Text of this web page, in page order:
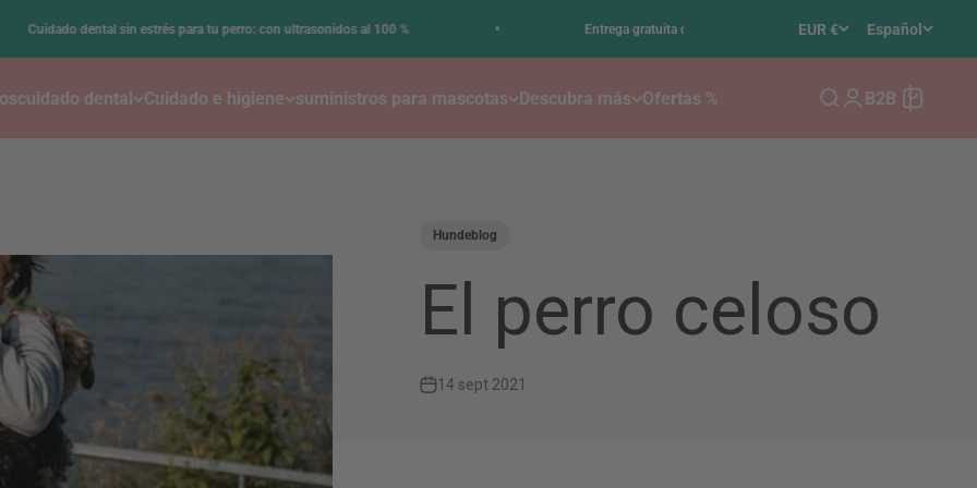
dental sin estrés para tu perro: con ultrasonidos al 100 % Entrega gratuita desde 50 € Valor de pedido en DE •
EUR € Español
cuidado dental Cuidado e higiene suministros para mascotas Descubra más Ofertas % BuscarIniciar sesión
B2B Carrito
Hundeblog
El perro celoso
14 sept 2021